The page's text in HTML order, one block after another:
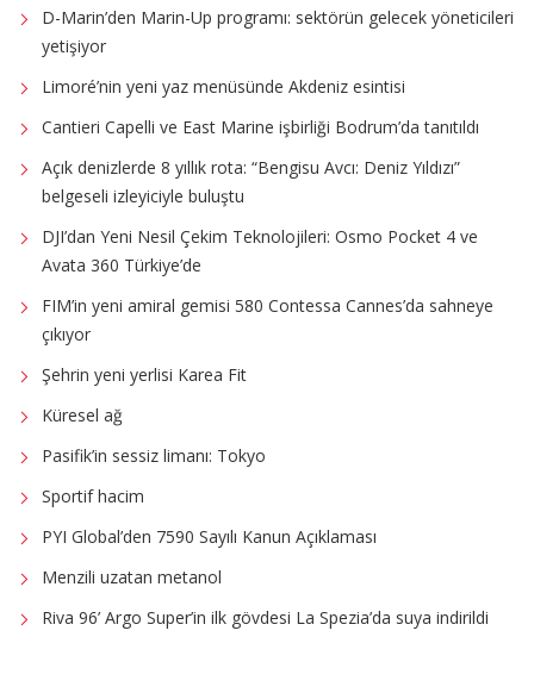
D-Marin’den Marin-Up programı: sektörün gelecek yöneticileri
yetişiyor
Limoré’nin yeni yaz menüsünde Akdeniz esintisi
Cantieri Capelli ve East Marine işbirliği Bodrum’da tanıtıldı
Açık denizlerde 8 yıllık rota: “Bengisu Avcı: Deniz Yıldızı”
belgeseli izleyiciyle buluştu
DJI’dan Yeni Nesil Çekim Teknolojileri: Osmo Pocket 4 ve
Avata 360 Türkiye’de
FIM’in yeni amiral gemisi 580 Contessa Cannes’da sahneye
çıkıyor
Şehrin yeni yerlisi Karea Fit
Küresel ağ
Pasifik’in sessiz limanı: Tokyo
Sportif hacim
PYI Global’den 7590 Sayılı Kanun Açıklaması
Menzili uzatan metanol
Riva 96’ Argo Super’in ilk gövdesi La Spezia’da suya indirildi